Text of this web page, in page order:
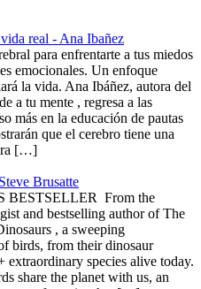
real - Ana Ibañez
para enfrentarte a tus miedos
emocionales. Un enfoque
la vida. Ana Ibáñez, autora del
a tu mente , regresa a las
más en la educación de pautas
que el cerebro tiene una
[…]
Brusatte
BESTSELLER ​​​ From the
and bestselling author of The
, a sweeping
birds, from their dinosaur
extraordinary species alive today.
share the planet with us, an